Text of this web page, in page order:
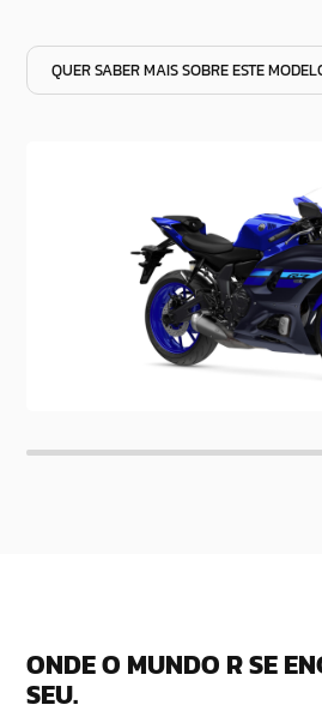
QUER SABER MAIS SOBRE ESTE
ONDE O MUNDO R SE
SEU.